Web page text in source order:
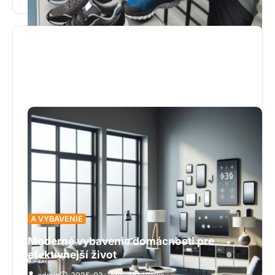
článok podrobne vysvetľuje, na čo treba pri tomto
výbere dbať. Od zohľadnenia typu športu, cez
vyhnúť sa zraneniam a mať dlhodobú radosť zo
športovania, určite si prečítajte celý článok.
A VYBAVENIE
Moderné vybavenie domácnosti pre
efektívnejší život